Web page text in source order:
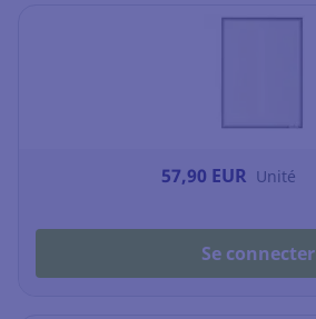
57,90 EUR Unité
Se connecter